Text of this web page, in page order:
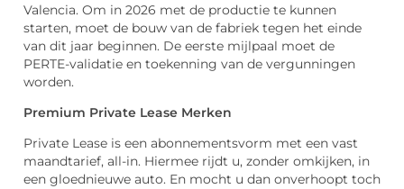
Valencia. Om in 2026 met de productie te kunnen
starten, moet de bouw van de fabriek tegen het einde
van dit jaar beginnen. De eerste mijlpaal moet de
PERTE-validatie en toekenning van de vergunningen
worden.
Premium Private Lease Merken
Private Lease is een abonnementsvorm met een vast
maandtarief, all-in. Hiermee rijdt u, zonder omkijken, in
een gloednieuwe auto. En mocht u dan onverhoopt toch